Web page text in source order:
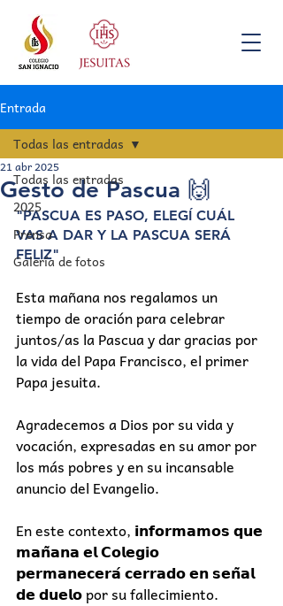
Entrada
Todas las entradas
2025
Prensa
Galería de fotos
Todas las entradas
Gesto de Pascua 🙌
21 abr 2025
"PASCUA ES PASO, ELEGÍ CUÁL
VAS A DAR Y LA PASCUA SERÁ
FELIZ"
Esta mañana nos regalamos un
tiempo de oración para celebrar
juntos/as la Pascua y dar gracias por
la vida del Papa Francisco, el primer
Papa jesuita.
Agradecemos a Dios por su vida y
vocación, expresadas en su amor por
los más pobres y en su incansable
anuncio del Evangelio.
En este contexto, 𝗶𝗻𝗳𝗼𝗿𝗺𝗮𝗺𝗼𝘀 𝗾𝘂𝗲
𝗺𝗮𝗻̃𝗮𝗻𝗮 𝗲𝗹 𝗖𝗼𝗹𝗲𝗴𝗶𝗼
𝗽𝗲𝗿𝗺𝗮𝗻𝗲𝗰𝗲𝗿𝗮́ 𝗰𝗲𝗿𝗿𝗮𝗱𝗼 𝗲𝗻 𝘀𝗲𝗻̃𝗮𝗹
𝗱𝗲 𝗱𝘂𝗲𝗹𝗼 por su fallecimiento.